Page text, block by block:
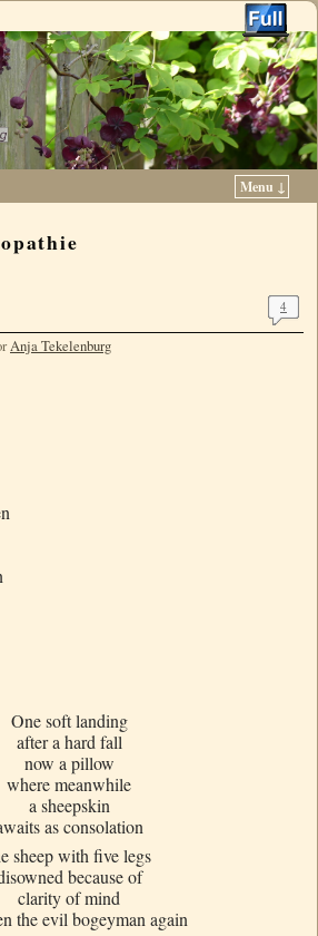
Menu ↓
Anja Tekelenburg
4
One soft landing
after a hard fall
now a pillow
where meanwhile
a sheepskin
as consolation
sheep with five legs
because of
clarity of mind
the evil bogeyman again